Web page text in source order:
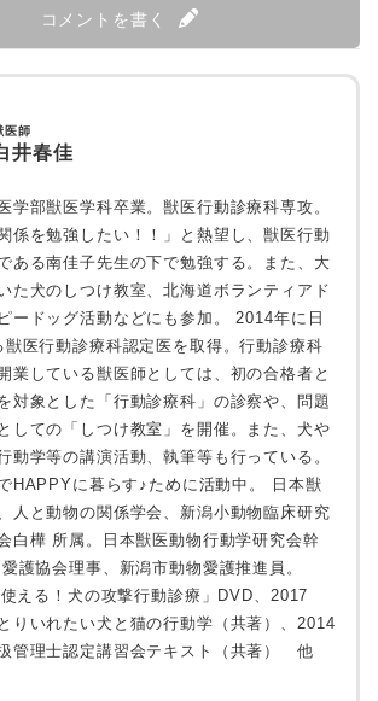
コメントを書く
医師
井春佳
学部獣医学科卒業。獣医行動診療科専攻。
係を勉強したい！！」と熱望し、獣医行動
ある南佳子先生の下で勉強する。また、大
た犬のしつけ教室、北海道ボランティアド
ードッグ活動などにも参加。 2014年に日
医行動診療科認定医を取得。行動診療科
業している獣医師としては、初の合格者と
対象とした「行動診療科」の診察や、問題
しての「しつけ教室」を開催。また、犬や
動学等の講演活動、執筆等も行っている。
HAPPYに暮らす♪ために活動中。 日本獣
人と動物の関係学会、新潟小動物臨床研究
白樺 所属。日本獣医動物行動学研究会幹
護協会理事、新潟市動物愛護推進員。
える！犬の攻撃行動診療」DVD、2017
いれたい犬と猫の行動学（共著）、2014
管理士認定講習会テキスト（共著） 他